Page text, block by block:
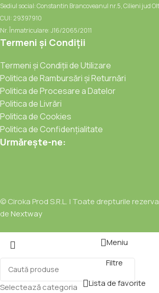
Sediul social: Constantin Brancoveanul nr.5, Cilieni jud
CUI: 29397910
Nr. Înmatriculare: J16/2065/2011
Termeni și Condiții
Termeni și Condiții de Utilizare
Politica de Rambursări și Returnări
Politica de Procesare a Datelor
Politica de Livrări
Politica de Cookies
Politica de Confidențialitate
Urmărește-ne:
© Ciroka Prod S.R.L. | Toate drepturile
de Nextway
Selectează categoria
Meniu
Filtre
Lista de favorite